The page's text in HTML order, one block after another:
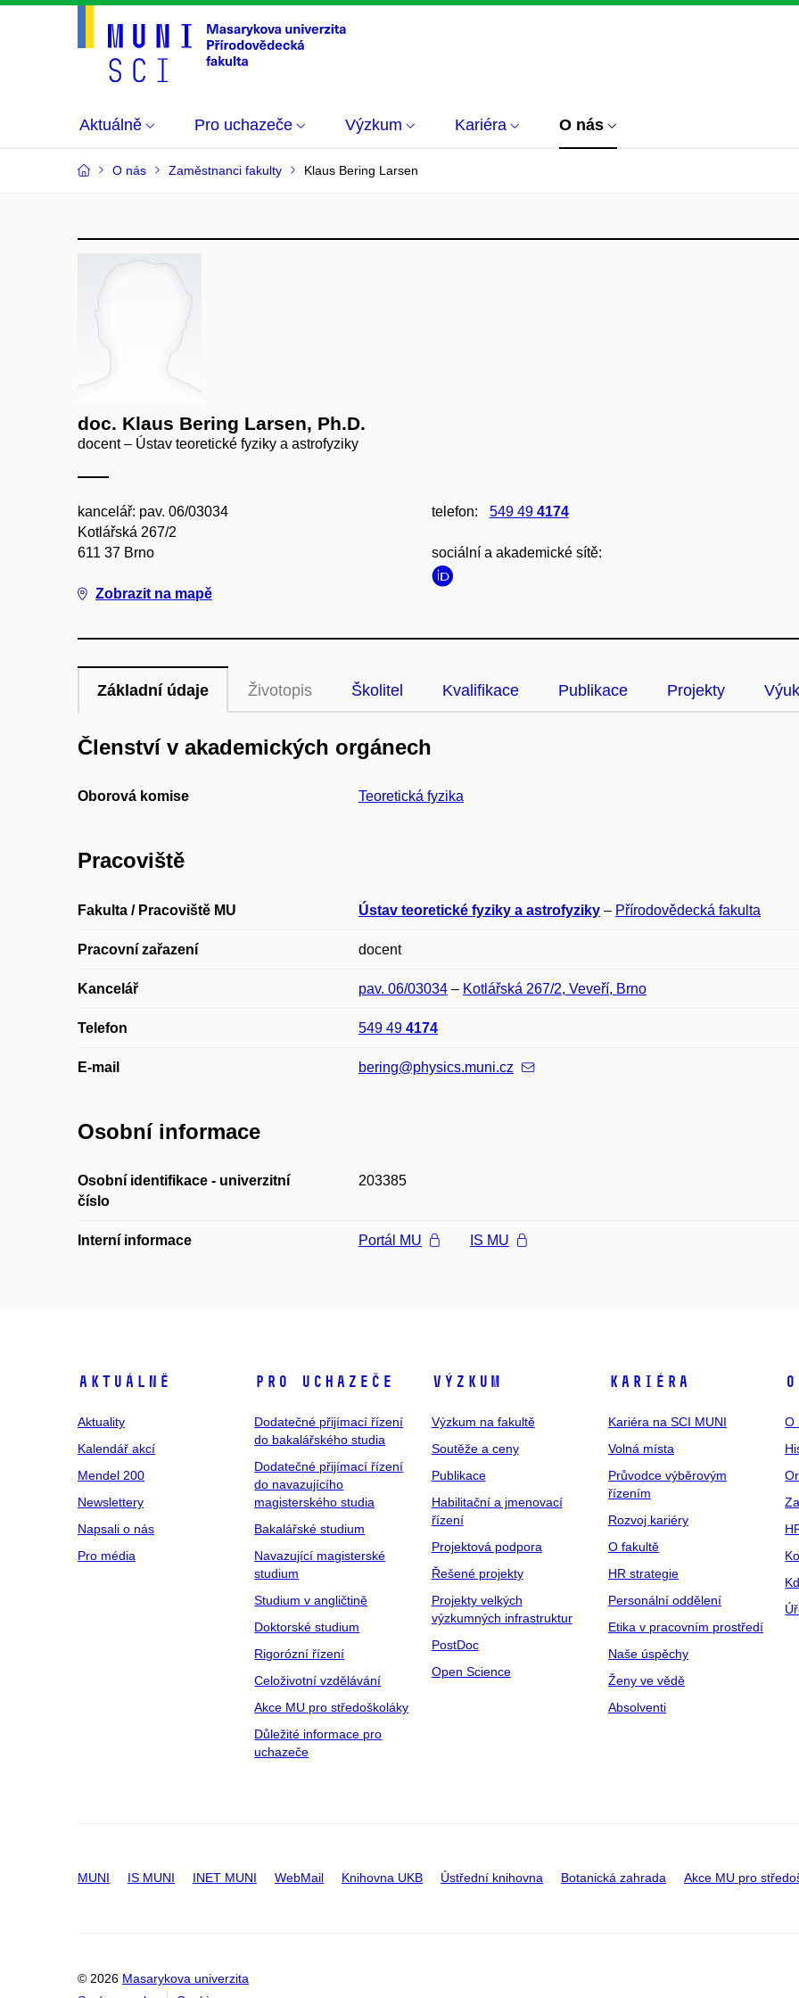
Aktuálně Pro uchazeče Výzkum Kariéra O nás
O nás Zaměstnanci fakulty Klaus Bering Larsen
doc. Klaus Bering Larsen, Ph.D.
docent – Ústav teoretické fyziky a astrofyziky
kancelář: pav. 06/03034
Kotlářská 267/2
611 37 Brno
Zobrazit na mapě
telefon: 549 49 4174
sociální a akademické sítě:
Základní údaje Životopis Školitel Kvalifikace Publikace Projekty
Členství v akademických orgánech
Oborová komise Teoretická fyzika
Pracoviště
Fakulta / Pracoviště MU Ústav teoretické fyziky a astrofyziky – Přírodovědecká fakulta
Pracovní zařazení docent
Kancelář pav. 06/03034 – Kotlářská 267/2, Veveří, Brno
Telefon 549 49 4174
E-mail bering@physics.muni.cz
Osobní informace
Osobní identifikace - univerzitní
číslo
203385
Interní informace Portál MU IS MU
Aktuálně
Aktuality
Kalendář akcí
Mendel 200
Newslettery
Napsali o nás
Pro média
Pro uchazeče
Dodatečné přijímací řízení
do bakalářského studia
Dodatečné přijímací řízení
do navazujícího
magisterského studia
Bakalářské studium
Navazující magisterské
studium
Studium v angličtině
Doktorské studium
Rigorózní řízení
Celoživotní vzdělávání
Akce MU pro středoškoláky
Důležité informace pro
uchazeče
Výzkum
Výzkum na fakultě
Soutěže a ceny
Publikace
Habilitační a jmenovací
řízení
Projektová podpora
Řešené projekty
Projekty velkých
výzkumných infrastruktur
PostDoc
Open Science
Kariéra
Kariéra na SCI MUNI
Volná místa
Průvodce výběrovým
řízením
Rozvoj kariéry
O fakultě
HR strategie
Personální oddělení
Etika v pracovním prostředí
Naše úspěchy
Ženy ve vědě
Absolventi
O
MUNI IS MUNI INET MUNI WebMail Knihovna UKB Ústřední knihovna Botanická zahrada Akce MU pro
© 2026 Masarykova univerzita